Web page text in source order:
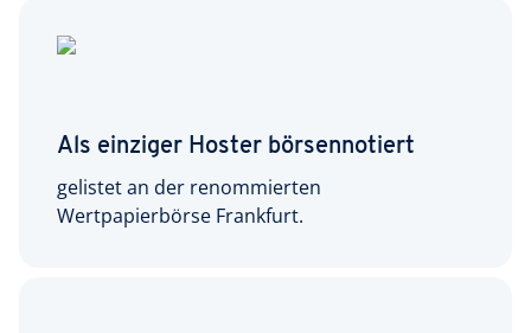
Als einziger Hoster börsennotiert
gelistet an der renommierten
Wertpapierbörse Frankfurt.